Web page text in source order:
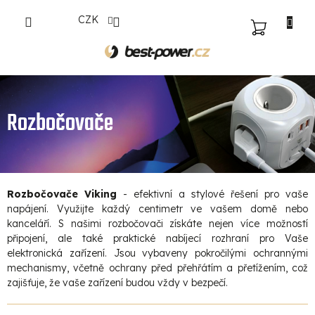
CZK
NÁKUPNÍ
Rozbočovače
Rozbočovače Viking - efektivní a stylové řešení pro vaše
napájení. Využijte každý centimetr ve vašem domě nebo
kanceláří. S našimi rozbočovači získáte nejen více možností
připojení, ale také praktické nabíjecí rozhraní pro Vaše
elektronická zařízení. Jsou vybaveny pokročilými ochrannými
mechanismy, včetně ochrany před přehřátím a přetížením, což
zajišťuje, že vaše zařízení budou vždy v bezpečí.